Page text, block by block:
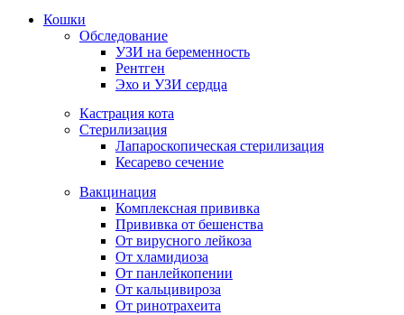
Кошки
Обследование
УЗИ на беременность
Рентген
Эхо и УЗИ сердца
Кастрация кота
Стерилизация
Лапароскопическая стерилизация
Кесарево сечение
Вакцинация
Комплексная прививка
Прививка от бешенства
От вирусного лейкоза
От хламидиоза
От панлейкопении
От кальцивироза
От ринотрахеита